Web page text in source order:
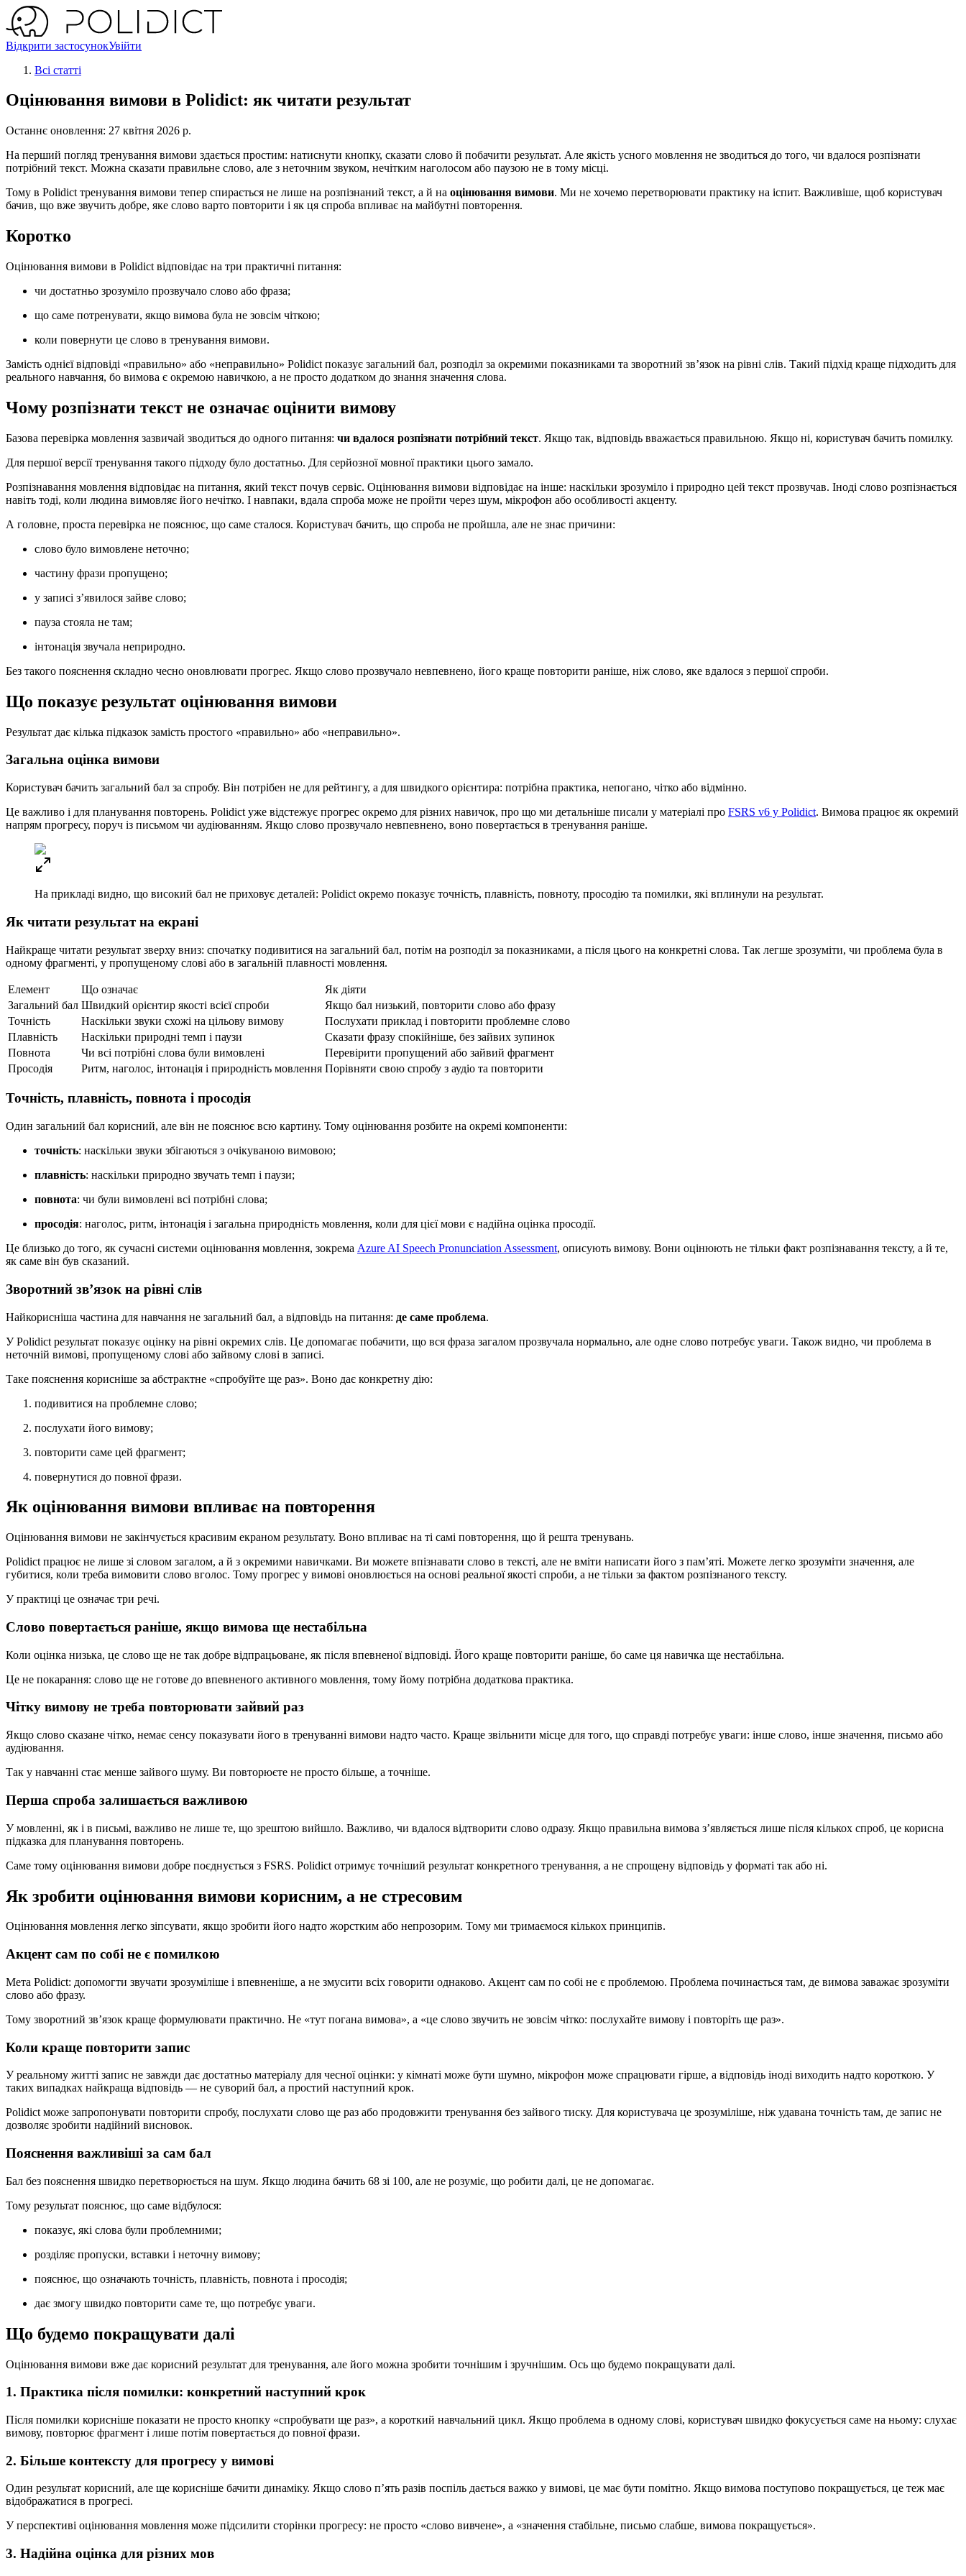
Відкрити застосунокУвійти
Всі статті
Оцінювання вимови в Polidict: як читати результат
Останнє оновлення: 27 квітня 2026 р.
На перший погляд тренування вимови здається простим: натиснути кнопку, сказати слово й побачити результат. Але якість усного мовлення не зводиться до того, чи вдалося розпізнати
потрібний текст. Можна сказати правильне слово, але з неточним звуком, нечітким наголосом або паузою не в тому місці.
Тому в Polidict тренування вимови тепер спирається не лише на розпізнаний текст, а й на оцінювання вимови. Ми не хочемо перетворювати практику на іспит. Важливіше, щоб користувач
бачив, що вже звучить добре, яке слово варто повторити і як ця спроба впливає на майбутні повторення.
Коротко
Оцінювання вимови в Polidict відповідає на три практичні питання:
чи достатньо зрозуміло прозвучало слово або фраза;
що саме потренувати, якщо вимова була не зовсім чіткою;
коли повернути це слово в тренування вимови.
Замість однієї відповіді «правильно» або «неправильно» Polidict показує загальний бал, розподіл за окремими показниками та зворотний зв’язок на рівні слів. Такий підхід краще підходить для
реального навчання, бо вимова є окремою навичкою, а не просто додатком до знання значення слова.
Чому розпізнати текст не означає оцінити вимову
Базова перевірка мовлення зазвичай зводиться до одного питання: чи вдалося розпізнати потрібний текст. Якщо так, відповідь вважається правильною. Якщо ні, користувач бачить помилку.
Для першої версії тренування такого підходу було достатньо. Для серйозної мовної практики цього замало.
Розпізнавання мовлення відповідає на питання, який текст почув сервіс. Оцінювання вимови відповідає на інше: наскільки зрозуміло і природно цей текст прозвучав. Іноді слово розпізнається
навіть тоді, коли людина вимовляє його нечітко. І навпаки, вдала спроба може не пройти через шум, мікрофон або особливості акценту.
А головне, проста перевірка не пояснює, що саме сталося. Користувач бачить, що спроба не пройшла, але не знає причини:
слово було вимовлене неточно;
частину фрази пропущено;
у записі з’явилося зайве слово;
пауза стояла не там;
інтонація звучала неприродно.
Без такого пояснення складно чесно оновлювати прогрес. Якщо слово прозвучало невпевнено, його краще повторити раніше, ніж слово, яке вдалося з першої спроби.
Що показує результат оцінювання вимови
Результат дає кілька підказок замість простого «правильно» або «неправильно».
Загальна оцінка вимови
Користувач бачить загальний бал за спробу. Він потрібен не для рейтингу, а для швидкого орієнтира: потрібна практика, непогано, чітко або відмінно.
Це важливо і для планування повторень. Polidict уже відстежує прогрес окремо для різних навичок, про що ми детальніше писали у матеріалі про FSRS v6 у Polidict. Вимова працює як окремий
напрям прогресу, поруч із письмом чи аудіюванням. Якщо слово прозвучало невпевнено, воно повертається в тренування раніше.
На прикладі видно, що високий бал не приховує деталей: Polidict окремо показує точність, плавність, повноту, просодію та помилки, які вплинули на результат.
Як читати результат на екрані
Найкраще читати результат зверху вниз: спочатку подивитися на загальний бал, потім на розподіл за показниками, а після цього на конкретні слова. Так легше зрозуміти, чи проблема була в
одному фрагменті, у пропущеному слові або в загальній плавності мовлення.
Елемент Що означає
Як діяти
Загальний бал Швидкий орієнтир якості всієї спроби
Якщо бал низький, повторити слово або фразу
Точність
Наскільки звуки схожі на цільову вимову
Послухати приклад і повторити проблемне слово
Плавність
Наскільки природні темп і паузи
Сказати фразу спокійніше, без зайвих зупинок
Повнота
Чи всі потрібні слова були вимовлені
Перевірити пропущений або зайвий фрагмент
Просодія
Ритм, наголос, інтонація і природність мовлення Порівняти свою спробу з аудіо та повторити
Точність, плавність, повнота і просодія
Один загальний бал корисний, але він не пояснює всю картину. Тому оцінювання розбите на окремі компоненти:
точність: наскільки звуки збігаються з очікуваною вимовою;
плавність: наскільки природно звучать темп і паузи;
повнота: чи були вимовлені всі потрібні слова;
просодія: наголос, ритм, інтонація і загальна природність мовлення, коли для цієї мови є надійна оцінка просодії.
Це близько до того, як сучасні системи оцінювання мовлення, зокрема Azure AI Speech Pronunciation Assessment, описують вимову. Вони оцінюють не тільки факт розпізнавання тексту, а й те,
як саме він був сказаний.
Зворотний зв’язок на рівні слів
Найкорисніша частина для навчання не загальний бал, а відповідь на питання: де саме проблема.
У Polidict результат показує оцінку на рівні окремих слів. Це допомагає побачити, що вся фраза загалом прозвучала нормально, але одне слово потребує уваги. Також видно, чи проблема в
неточній вимові, пропущеному слові або зайвому слові в записі.
Таке пояснення корисніше за абстрактне «спробуйте ще раз». Воно дає конкретну дію:
подивитися на проблемне слово;
послухати його вимову;
повторити саме цей фрагмент;
повернутися до повної фрази.
Як оцінювання вимови впливає на повторення
Оцінювання вимови не закінчується красивим екраном результату. Воно впливає на ті самі повторення, що й решта тренувань.
Polidict працює не лише зі словом загалом, а й з окремими навичками. Ви можете впізнавати слово в тексті, але не вміти написати його з пам’яті. Можете легко зрозуміти значення, але
губитися, коли треба вимовити слово вголос. Тому прогрес у вимові оновлюється на основі реальної якості спроби, а не тільки за фактом розпізнаного тексту.
У практиці це означає три речі.
Слово повертається раніше, якщо вимова ще нестабільна
Коли оцінка низька, це слово ще не так добре відпрацьоване, як після впевненої відповіді. Його краще повторити раніше, бо саме ця навичка ще нестабільна.
Це не покарання: слово ще не готове до впевненого активного мовлення, тому йому потрібна додаткова практика.
Чітку вимову не треба повторювати зайвий раз
Якщо слово сказане чітко, немає сенсу показувати його в тренуванні вимови надто часто. Краще звільнити місце для того, що справді потребує уваги: інше слово, інше значення, письмо або
аудіювання.
Так у навчанні стає менше зайвого шуму. Ви повторюєте не просто більше, а точніше.
Перша спроба залишається важливою
У мовленні, як і в письмі, важливо не лише те, що зрештою вийшло. Важливо, чи вдалося відтворити слово одразу. Якщо правильна вимова з’являється лише після кількох спроб, це корисна
підказка для планування повторень.
Саме тому оцінювання вимови добре поєднується з FSRS. Polidict отримує точніший результат конкретного тренування, а не спрощену відповідь у форматі так або ні.
Як зробити оцінювання вимови корисним, а не стресовим
Оцінювання мовлення легко зіпсувати, якщо зробити його надто жорстким або непрозорим. Тому ми тримаємося кількох принципів.
Акцент сам по собі не є помилкою
Мета Polidict: допомогти звучати зрозуміліше і впевненіше, а не змусити всіх говорити однаково. Акцент сам по собі не є проблемою. Проблема починається там, де вимова заважає зрозуміти
слово або фразу.
Тому зворотний зв’язок краще формулювати практично. Не «тут погана вимова», а «це слово звучить не зовсім чітко: послухайте вимову і повторіть ще раз».
Коли краще повторити запис
У реальному житті запис не завжди дає достатньо матеріалу для чесної оцінки: у кімнаті може бути шумно, мікрофон може спрацювати гірше, а відповідь іноді виходить надто короткою. У
таких випадках найкраща відповідь — не суворий бал, а простий наступний крок.
Polidict може запропонувати повторити спробу, послухати слово ще раз або продовжити тренування без зайвого тиску. Для користувача це зрозуміліше, ніж удавана точність там, де запис не
дозволяє зробити надійний висновок.
Пояснення важливіші за сам бал
Бал без пояснення швидко перетворюється на шум. Якщо людина бачить 68 зі 100, але не розуміє, що робити далі, це не допомагає.
Тому результат пояснює, що саме відбулося:
показує, які слова були проблемними;
розділяє пропуски, вставки і неточну вимову;
пояснює, що означають точність, плавність, повнота і просодія;
дає змогу швидко повторити саме те, що потребує уваги.
Що будемо покращувати далі
Оцінювання вимови вже дає корисний результат для тренування, але його можна зробити точнішим і зручнішим. Ось що будемо покращувати далі.
1. Практика після помилки: конкретний наступний крок
Після помилки корисніше показати не просто кнопку «спробувати ще раз», а короткий навчальний цикл. Якщо проблема в одному слові, користувач швидко фокусується саме на ньому: слухає
вимову, повторює фрагмент і лише потім повертається до повної фрази.
2. Більше контексту для прогресу у вимові
Один результат корисний, але ще корисніше бачити динаміку. Якщо слово п’ять разів поспіль дається важко у вимові, це має бути помітно. Якщо вимова поступово покращується, це теж має
відображатися в прогресі.
У перспективі оцінювання мовлення може підсилити сторінки прогресу: не просто «слово вивчене», а «значення стабільне, письмо слабше, вимова покращується».
3. Надійна оцінка для різних мов